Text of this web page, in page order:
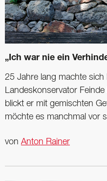
„Ich war nie ein
25 Jahre lang machte sich
Landeskonservator
blickt er mit gemischten
möchte es manchmal vor
von Anton Rainer